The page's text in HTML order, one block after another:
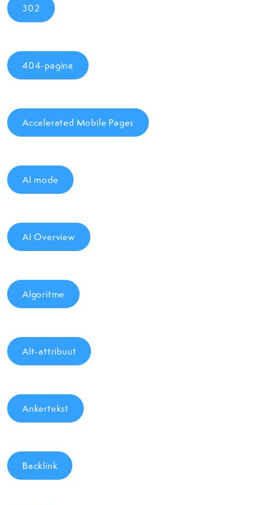
302
404-pagina
Accelerated Mobile Pages
AI mode
AI Overview
Algoritme
Alt-attribuut
Ankertekst
Backlink